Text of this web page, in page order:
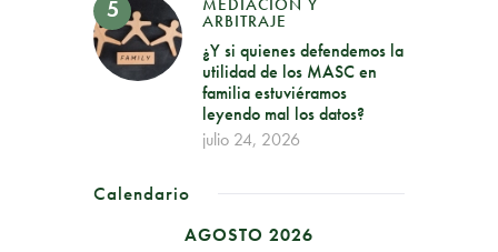
MEDIACIÓN Y
ARBITRAJE
¿Y si quienes defendemos la
utilidad de los MASC en
familia estuviéramos
leyendo mal los datos?
julio 24, 2026
Calendario
AGOSTO 2026